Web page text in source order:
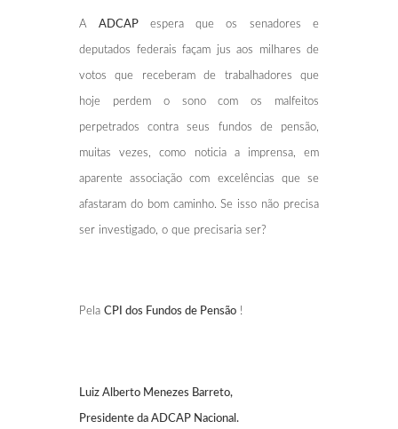
AADCAP espera que os senadores e
deputados federais façam jus aos milhares de
votos que receberam de trabalhadores que
hoje perdem o sono com os malfeitos
perpetrados contra seus fundos de pensão,
muitas vezes, como noticia a imprensa, em
aparente associação com excelências que se
afastaram do bom caminho. Se isso não precisa
ser investigado, o que precisaria ser?
Pela CPI dos Fundos de Pensão !
Luiz Alberto Menezes Barreto,
Presidente da ADCAP Nacional.